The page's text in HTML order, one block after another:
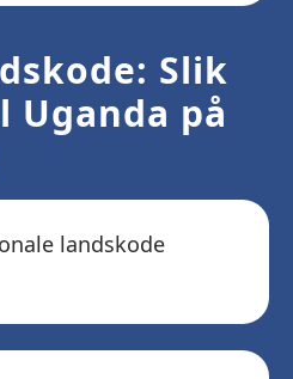
Slik
på
landskode